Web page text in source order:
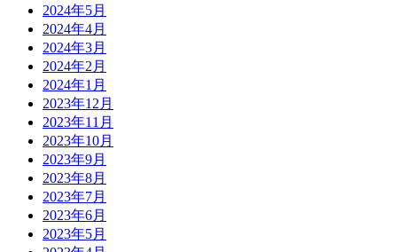
2024年5月
2024年4月
2024年3月
2024年2月
2024年1月
2023年12月
2023年11月
2023年10月
2023年9月
2023年8月
2023年7月
2023年6月
2023年5月